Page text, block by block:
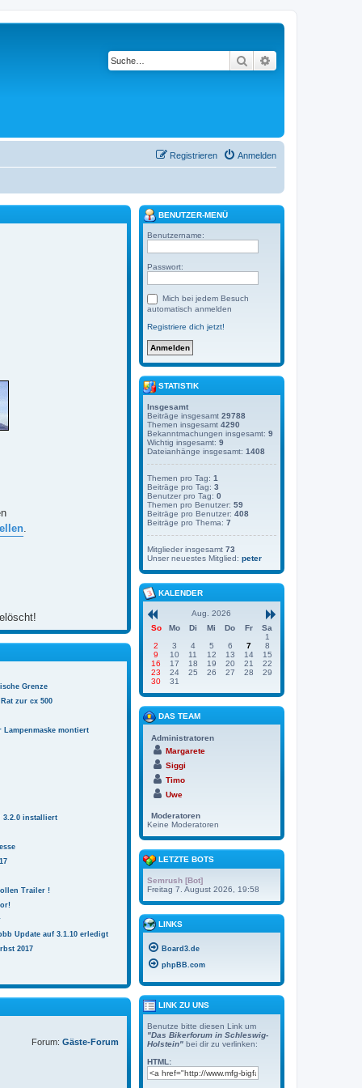
Suche
Anmelden
Registrieren
.
Grenze
zur cx 500
Lampenmaske montiert
3.2.0 installiert
Trailer !
Update auf 3.1.10 erledigt
2017
Forum: Gäste-Forum
BENUTZER-MENÜ
Benutzername:
Passwort:
Mich bei jedem Besuch
automatisch anmelden
Registriere dich jetzt!
STATISTIK
Insgesamt
Beiträge insgesamt 29788
Themen insgesamt 4290
Bekanntmachungen insgesamt: 9
Wichtig insgesamt: 9
Dateianhänge insgesamt: 1408
Themen pro Tag: 1
Beiträge pro Tag: 3
Benutzer pro Tag: 0
Themen pro Benutzer: 59
Beiträge pro Benutzer: 408
Beiträge pro Thema: 7
Mitglieder insgesamt 73
Unser neuestes Mitglied: peter
KALENDER
Aug. 2026
So
Mo Di Mi Do Fr
Sa
1
2
3 4 5 6 7
8
9
10 11 12 13 14
15
16
17 18 19 20 21
22
23
24 25 26 27 28
29
30
31
DAS TEAM
Administratoren
Margarete
Siggi
Timo
Uwe
Moderatoren
Keine Moderatoren
LETZTE BOTS
Semrush [Bot]
Freitag 7. August 2026, 19:58
LINKS
Board3.de
phpBB.com
LINK ZU UNS
Benutze bitte diesen Link um
"Das Bikerforum in Schleswig-
Holstein" bei dir zu verlinken:
HTML: